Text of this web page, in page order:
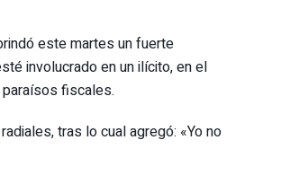
este martes un fuerte
involucrado en un ilícito, en el
fiscales.
tras lo cual agregó: «Yo no